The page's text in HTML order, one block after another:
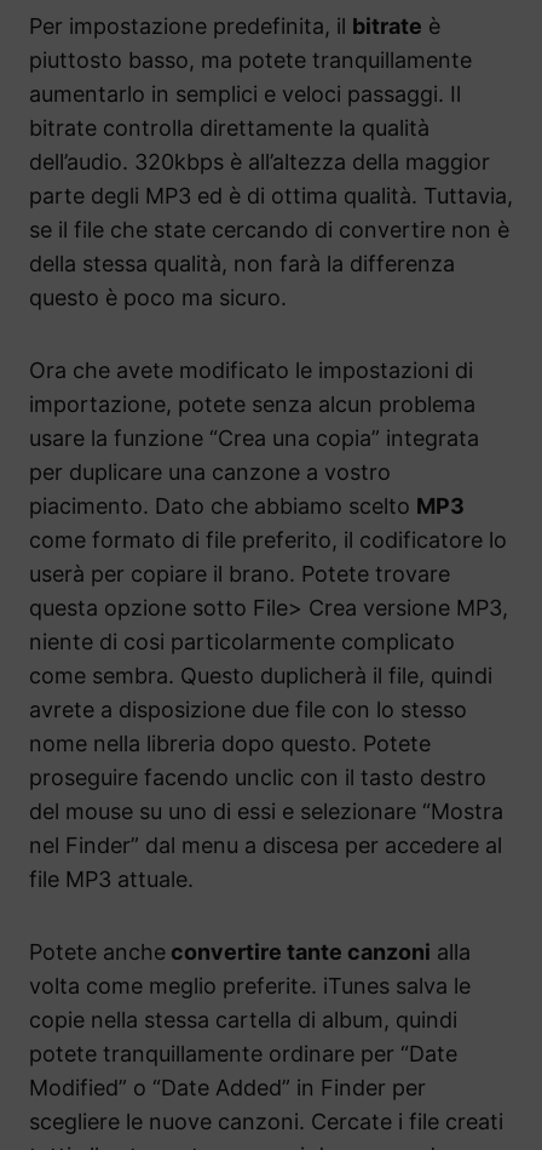
Per impostazione predefinita, il bitrate è
piuttosto basso, ma potete tranquillamente
aumentarlo in semplici e veloci passaggi. Il
bitrate controlla direttamente la qualità
dell’audio. 320kbps è all’altezza della maggior
parte degli MP3 ed è di ottima qualità. Tuttavia,
se il file che state cercando di convertire non è
della stessa qualità, non farà la differenza
questo è poco ma sicuro.
Ora che avete modificato le impostazioni di
importazione, potete senza alcun problema
usare la funzione “Crea una copia” integrata
per duplicare una canzone a vostro
piacimento. Dato che abbiamo scelto MP3
come formato di file preferito, il codificatore lo
userà per copiare il brano. Potete trovare
questa opzione sotto File> Crea versione MP3,
niente di cosi particolarmente complicato
come sembra. Questo duplicherà il file, quindi
avrete a disposizione due file con lo stesso
nome nella libreria dopo questo. Potete
proseguire facendo unclic con il tasto destro
del mouse su uno di essi e selezionare “Mostra
nel Finder” dal menu a discesa per accedere al
file MP3 attuale.
Potete anche convertire tante canzoni alla
volta come meglio preferite. iTunes salva le
copie nella stessa cartella di album, quindi
potete tranquillamente ordinare per “Date
Modified” o “Date Added” in Finder per
scegliere le nuove canzoni. Cercate i file creati